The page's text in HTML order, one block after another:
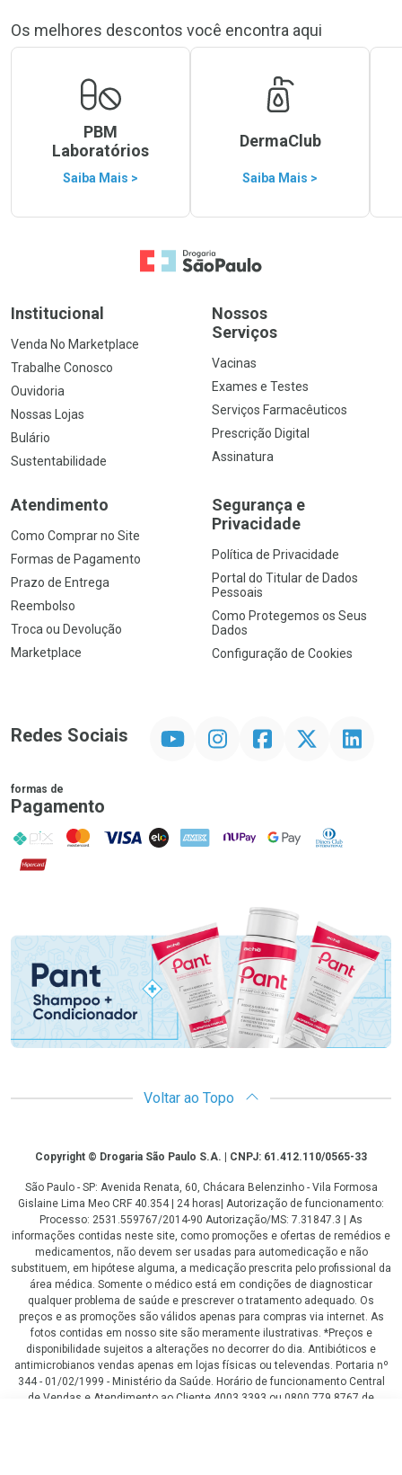
Os melhores descontos você encontra aqui
PBM
Laboratórios
Saiba Mais >
DermaClub
Saiba Mais >
Ir para a Home
Institucional
Venda No Marketplace
Trabalhe Conosco
Ouvidoria
Nossas Lojas
Bulário
Sustentabilidade
Nossos
Serviços
Vacinas
Exames e Testes
Serviços Farmacêuticos
Prescrição Digital
Assinatura
Atendimento
Como Comprar no Site
Formas de Pagamento
Prazo de Entrega
Reembolso
Troca ou Devolução
Marketplace
Segurança e
Privacidade
Política de Privacidade
Portal do Titular de Dados
Pessoais
Como Protegemos os Seus
Dados
Configuração de Cookies
Redes Sociais InstagramFacebookTwitter Linkedin
formas de
Pagamento
PIX MasterCard
VISA ELO AMEX NuPay Google PayDiners Club
Hipercard
Promoção em Destaque
Voltar ao Topo
CopyrightCopyright © Drogaria São Paulo S.A. | CNPJ: 61.412.110/0565-33
São Paulo - SP: Avenida Renata, 60, Chácara Belenzinho - Vila Formosa
Gislaine Lima Meo CRF 40.354 | 24 horas| Autorização de funcionamento:
Processo: 2531.559767/2014-90 Autorização/MS: 7.31847.3 | As
informações contidas neste site, como promoções e ofertas de remédios e
medicamentos, não devem ser usadas para automedicação e não
substituem, em hipótese alguma, a medicação prescrita pelo profissional da
área médica. Somente o médico está em condições de diagnosticar
qualquer problema de saúde e prescrever o tratamento adequado. Os
preços e as promoções são válidos apenas para compras via internet. As
fotos contidas em nosso site são meramente ilustrativas. *Preços e
disponibilidade sujeitos a alterações no decorrer do dia. Antibióticos e
antimicrobianos vendas apenas em lojas físicas ou televendas. Portaria nº
344 - 01/02/1999 - Ministério da Saúde. Horário de funcionamento Central
de Vendas e Atendimento ao Cliente 4003 3393 ou 0800 779 8767 de